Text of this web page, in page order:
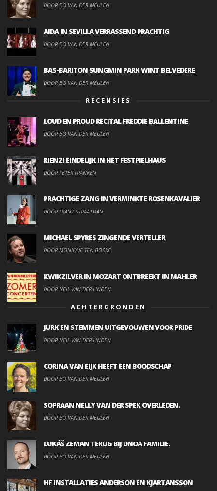
DOOR BO VAN DER MEULEN
AIDA IN SEVILLA VERRASSEND PRACHTIG
DOOR BO VAN DER MEULEN
BAS-BARITON SUNGMIN PARK WINT BELVEDERE
DOOR BO VAN DER MEULEN
RECENSIES
LOUD EN PROUD RECITAL FREDDIE BALLENTINE
DOOR BO VAN DER MEULEN
RIENZI EINDELIJK IN HET FESTPIELHAUS
DOOR PETER FRANKEN
PRACHTIGE ZANG IN VERMINKTE ROSENKAVALIER
DOOR FRANZ STRAATMAN
MICHAEL SPYRES ZINGENDE VERTELLER
DOOR MONIQUE TEN BOSKE
KWIKZILVER IN MOZART ONTBREEKT IN MAHLER
DOOR NEIL VAN DER LINDEN
ACHTERGRONDEN
JURK EN STEMMEN UITGEVOUWEN VOOR PRIDE
DOOR NEIL VAN DER LINDEN
CORINA VAN EIJK HEEFT EEN BOODSCHAP
DOOR BO VAN DER MEULEN
SOPRAAN NELLY VAN DER SPEK OVERLEDEN.
DOOR BO VAN DER MEULEN
LUKÁŠ ZEMAN TERUG BIJ DNOA FAMILIE.
DOOR BO VAN DER MEULEN
HF INSTALLATIES ANDERSON EN KJARTANSSON